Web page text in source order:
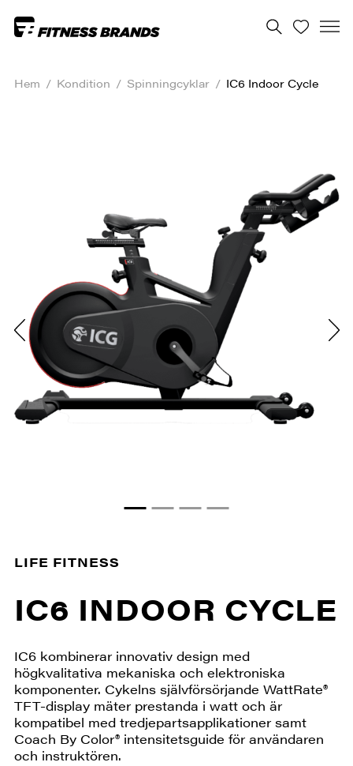
Hem / Kondition / Spinningcyklar / IC6 Indoor Cycle
LIFE FITNESS
IC6 INDOOR CYCLE
IC6 kombinerar innovativ design med
högkvalitativa mekaniska och elektroniska
komponenter. Cykelns självförsörjande WattRate®
TFT-display mäter prestanda i watt och är
kompatibel med tredjepartsapplikationer samt
Coach By Color® intensitetsguide för användaren
och instruktören.